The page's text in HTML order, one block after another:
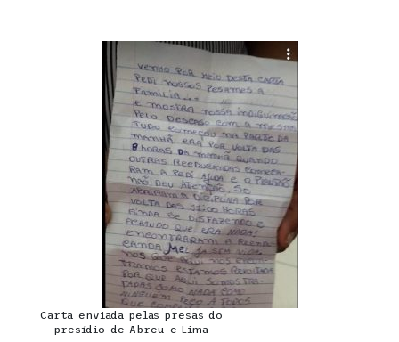
Carta enviada pelas presas do
presídio de Abreu e Lima